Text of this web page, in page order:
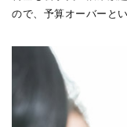
ので、 予算オーバーと